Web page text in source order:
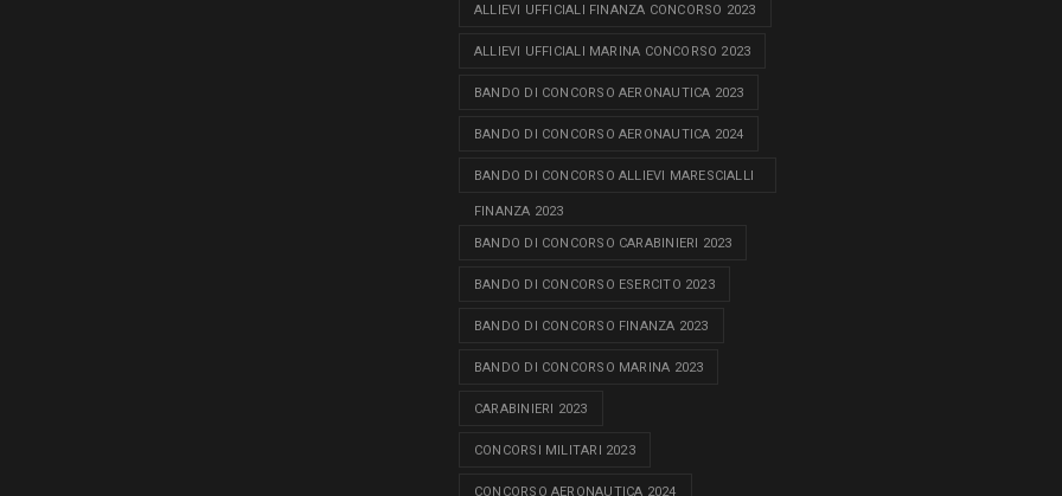
ALLIEVI UFFICIALI FINANZA CONCORSO 2023
ALLIEVI UFFICIALI MARINA CONCORSO 2023
BANDO DI CONCORSO AERONAUTICA 2023
BANDO DI CONCORSO AERONAUTICA 2024
BANDO DI CONCORSO ALLIEVI MARESCIALLI
FINANZA 2023
BANDO DI CONCORSO CARABINIERI 2023
BANDO DI CONCORSO ESERCITO 2023
BANDO DI CONCORSO FINANZA 2023
BANDO DI CONCORSO MARINA 2023
CARABINIERI 2023
CONCORSI MILITARI 2023
CONCORSO AERONAUTICA 2024